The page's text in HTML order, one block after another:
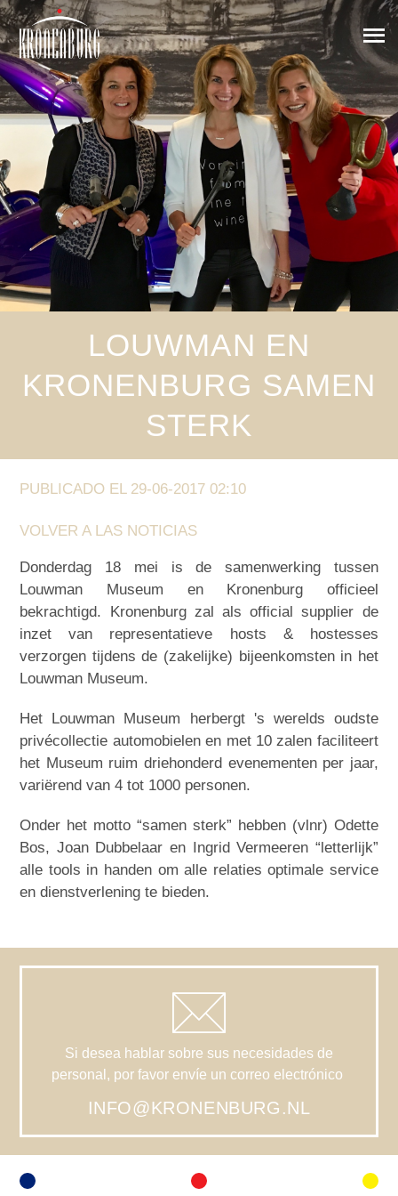
LOUWMAN EN
KRONENBURG SAMEN
STERK
PUBLICADO EL 29-06-2017 02:10
VOLVER A LAS NOTICIAS
Donderdag 18 mei is de samenwerking tussen
Louwman Museum en Kronenburg officieel
bekrachtigd. Kronenburg zal als official supplier de
inzet van representatieve hosts & hostesses
verzorgen tijdens de (zakelijke) bijeenkomsten in het
Louwman Museum.
Het Louwman Museum herbergt 's werelds oudste
privécollectie automobielen en met 10 zalen faciliteert
het Museum ruim driehonderd evenementen per jaar,
variërend van 4 tot 1000 personen.
Onder het motto “samen sterk” hebben (vlnr) Odette
Bos, Joan Dubbelaar en Ingrid Vermeeren “letterlijk”
alle tools in handen om alle relaties optimale service
en dienstverlening te bieden.
Si desea hablar sobre sus necesidades de
personal, por favor envíe un correo electrónico
INFO@KRONENBURG.NL